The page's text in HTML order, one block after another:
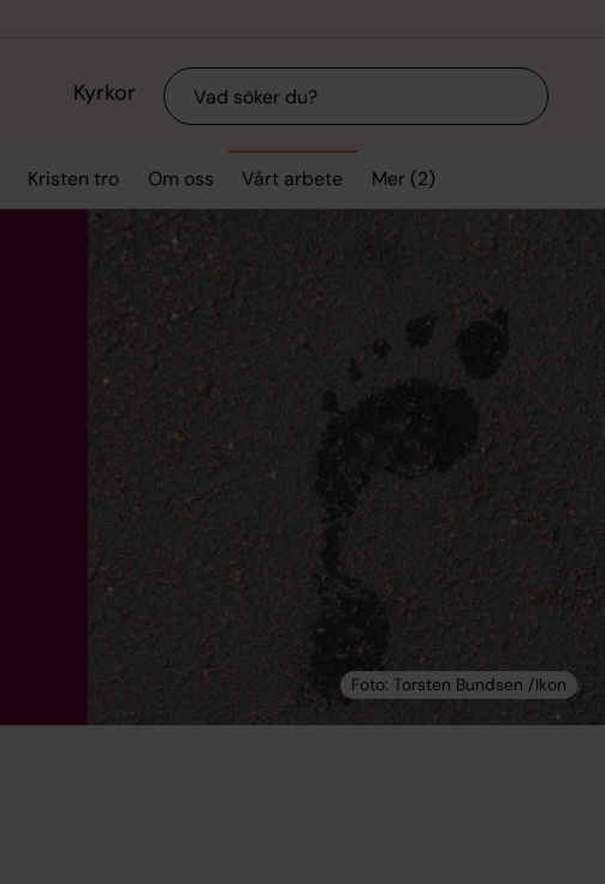
Kyrkor Sök
Kristen tro Om oss Vårt arbete Mer (2)